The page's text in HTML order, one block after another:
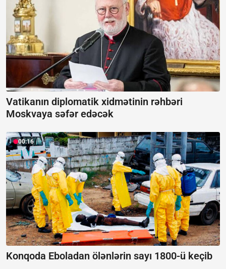
Vatikanın diplomatik xidmətinin rəhbəri
Moskvaya səfər edəcək
00:16
Konqoda Eboladan ölənlərin sayı 1800-ü keçib